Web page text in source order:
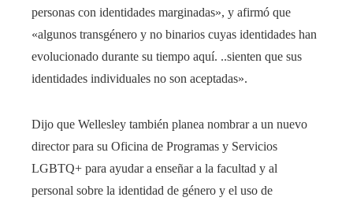
personas con identidades marginadas», y afirmó que
«algunos transgénero y no binarios cuyas identidades han
evolucionado durante su tiempo aquí. ..sienten que sus
identidades individuales no son aceptadas».
Dijo que Wellesley también planea nombrar a un nuevo
director para su Oficina de Programas y Servicios
LGBTQ+ para ayudar a enseñar a la facultad y al
personal sobre la identidad de género y el uso de